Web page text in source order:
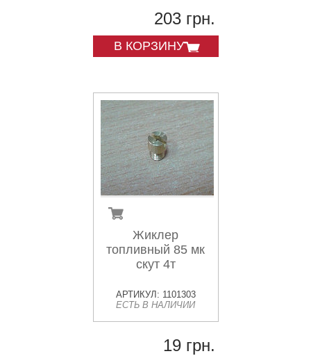
203 грн.
В КОРЗИНУ
Жиклер
топливный 85 мк
скут 4т
АРТИКУЛ: 1101303
ЕСТЬ В НАЛИЧИИ
19 грн.